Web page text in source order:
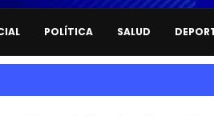
POLÍTICA SALUD